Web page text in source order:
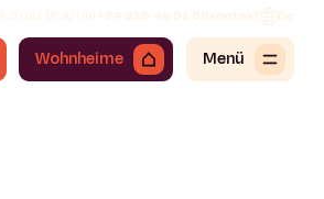
bis 19:30 Uhr+34 919 49 91 68Kontakt De
Wohnheime Menü